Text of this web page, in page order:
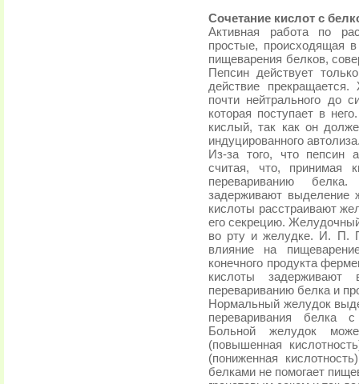
Сочетание кислот с
Активная работа по
простые, происходящая
пищеварения белков,
Пепсин действует
действие
почти нейтрального до
которая поступает в
кислый, так как он
индуцированного
Из-за того, что пепсин
считая, что, принимая
перевариванию
задерживают выделение
кислоты расстраивают
его секрецию.
во рту и желудке. И. П.
влияние на
конечного продукта
кислоты задерживают
перевариванию белка и
Нормальный желудок
переваривания белка
Больной желудок
(повышенная
(пониженная
белками не помогает